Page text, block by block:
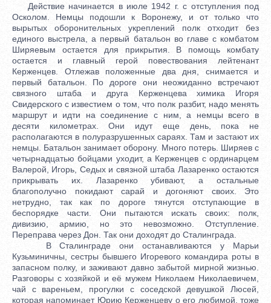
Действие начинается в июле 1942 г. с отступления под
Осколом. Немцы подошли к Воронежу, и от только что
вырытых оборонительных укреплений полк отходит без
единого выстрела, а первый батальон во главе с комбатом
Ширяевым остается для прикрытия. В помощь комбату
остается и главный герой повествования лейтенант
Керженцев. Отлежав положенные два дня, снимается и
первый батальон. По дороге они неожиданно встречают
связного штаба и друга Керженцева химика Игоря
Свидерского с известием о том, что полк разбит, надо менять
маршрут и идти на соединение с ним, а немцы всего в
десяти километрах. Они идут еще день, пока не
располагаются в полуразрушенных сараях. Там и застают их
немцы. Батальон занимает оборону. Много потерь. Ширяев с
четырнадцатью бойцами уходит, а Керженцев с ординарцем
Валерой, Игорь, Седых и связной штаба Лазаренко остаются
прикрывать их. Лазаренко убивают, а остальные
благополучно покидают сарай и догоняют своих. Это
нетрудно, так как по дороге тянутся отступающие в
беспорядке части. Они пытаются искать своих: полк,
дивизию, армию, но это невозможно. Отступление.
Переправа через Дон. Так они доходят до Сталинграда.
В Сталинграде они останавливаются у Марьи
Кузьминичны, сестры бывшего Игоревого командира роты в
запасном полку, и заживают давно забытой мирной жизнью.
Разговоры с хозяйкой и её мужем Николаем Николаевичем,
чай с вареньем, прогулки с соседской девушкой Люсей,
которая напоминает Юрию Керженцеву о его любимой, тоже